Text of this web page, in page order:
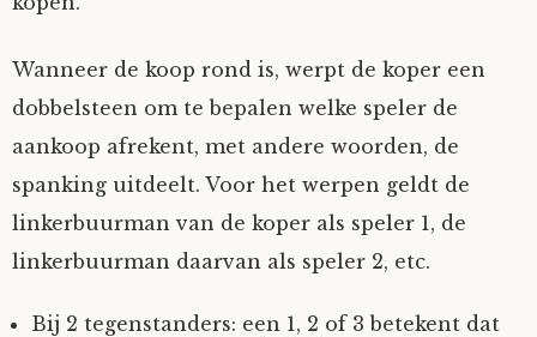
Wanneer de koop rond is, werpt de koper een
dobbelsteen om te bepalen welke speler de
aankoop afrekent, met andere woorden, de
spanking uitdeelt. Voor het werpen geldt de
linkerbuurman van de koper als speler 1, de
linkerbuurman daarvan als speler 2, etc.
Bij 2 tegenstanders: een 1, 2 of 3 betekent dat